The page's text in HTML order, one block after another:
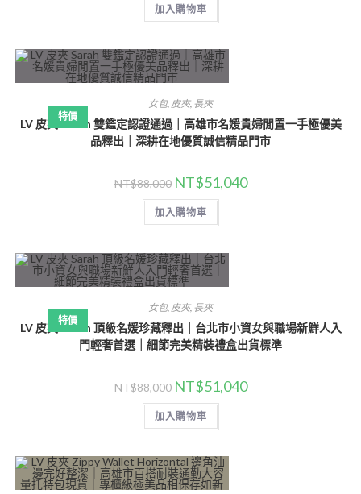
加入購物車
特價
女包, 皮夾, 長夾
LV 皮夾 Sarah 雙鑑定認證通過｜高雄市名媛貴婦閒置一手極優美
品釋出｜深耕在地優質誠信精品門市
NT$88,000 NT$51,040
加入購物車
特價
女包, 皮夾, 長夾
LV 皮夾 Sarah 頂級名媛珍藏釋出｜台北市小資女與職場新鮮人入
門輕奢首選｜細節完美精裝禮盒出貨標準
NT$88,000 NT$51,040
加入購物車